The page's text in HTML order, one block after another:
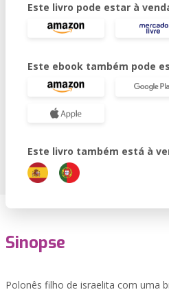
Este livro pode estar à
Este ebook também pode
Este livro também está à
Sinopse
Polonês filho de israelita com uma